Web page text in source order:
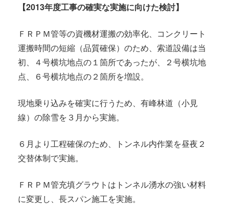
【2013年度工事の確実な実施に向けた検討】
ＦＲＰＭ管等の資機材運搬の効率化、コンクリート
運搬時間の短縮（品質確保）のため、索道設備は当
初、４号横坑地点の１箇所であったが、２号横坑地
点、６号横坑地点の２箇所を増設。
現地乗り込みを確実に行うため、有峰林道（小見
線）の除雪を３月から実施。
６月より工程確保のため、トンネル内作業を昼夜２
交替体制で実施。
ＦＲＰＭ管充填グラウトはトンネル湧水の強い材料
に変更し、長スパン施工を実施。